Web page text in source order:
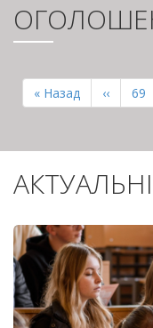
СТОРІНКИ
Перша
сторінка
« Назад
сторінка
‹‹ Page
69